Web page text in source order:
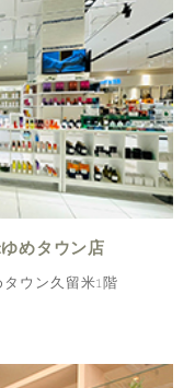
めタウン店
ウン久留米1階